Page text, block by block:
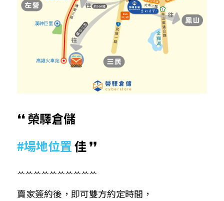
❛❛ 榮驛倉儲
#場地位置 佳 ❜❜
ꕀꕀꕀꕀꕀꕀꕀꕀꕀꕀ​​
賣家簽約後，即可雙方約定時間，